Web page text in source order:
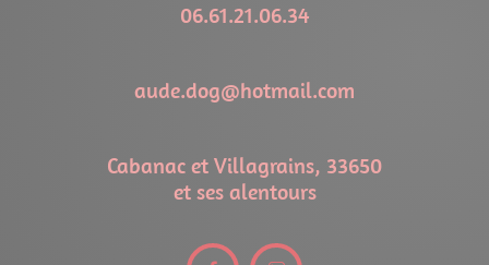
06.61.21.06.34
aude.dog@hotmail.com
Cabanac et Villagrains, 33650
et ses alentours